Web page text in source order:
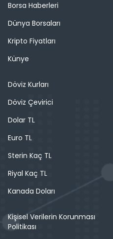
Borsa Haberleri
Dünya Borsaları
Kripto Fiyatları
Künye
Döviz Kurları
Döviz Çevirici
Dolar TL
Euro TL
Sterin Kaç TL
Riyal Kaç TL
Kanada Doları
Kişisel Verilerin Korunması
Politikası